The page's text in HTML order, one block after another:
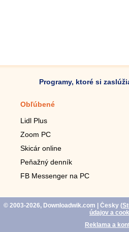
Programy, ktoré si
Obľúbené
Lidl Plus
Zoom PC
Skicár online
Peňažný denník
FB Messenger na PC
© 2003-2026, Downloadwik.com | Česky (
údajov a
Reklama a